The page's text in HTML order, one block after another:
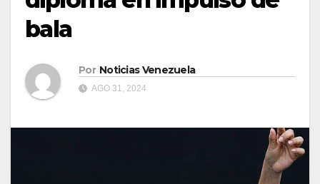
bala
Por Noticias Venezuela
AGO 31, 2024